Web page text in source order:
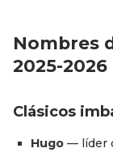
Nombres
2025-2026
Clásicos
Hugo— líder